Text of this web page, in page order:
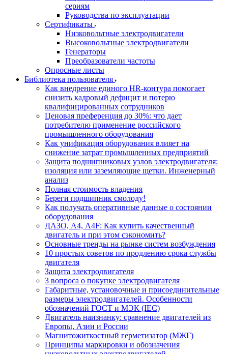
сериям
Руководства по эксплуатации
Сертификаты
Низковольтные электродвигатели
Высоковольтные электродвигатели
Генераторы
Преобразователи частоты
Опросные листы
Библиотека пользователя
Как внедрение единого HR-контура помогает
снизить кадровый дефицит и потерю
квалифицированных сотрудников
Ценовая преференция до 30%: что дает
потребителю применение российского
промышленного оборудования
Как унификация оборудования влияет на
снижение затрат промышленных предприятий
Защита подшипниковых узлов электродвигателя:
изоляция или заземляющие щетки. Инженерный
анализ
Полная стоимость владения
Береги подшипник смолоду!
Как получать оперативные данные о состоянии
оборудования
ДАЗО, А4, А4F: Как купить качественный
двигатель и при этом сэкономить?
Основные тренды на рынке систем возбуждения
10 простых советов по продлению срока службы
двигателя
Защита электродвигателя
3 вопроса о покупке электродвигателя
Габаритные, установочные и присоединительные
размеры электродвигателей. Особенности
обозначений ГОСТ и МЭК (IEC)
Двигатель наизнанку: сравнение двигателей из
Европы, Азии и России
Магнитожиткостный герметизатор (МЖГ)
Принципы маркировки и обозначения